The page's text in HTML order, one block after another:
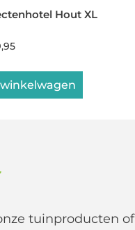
Hout XL
tuinproducten of